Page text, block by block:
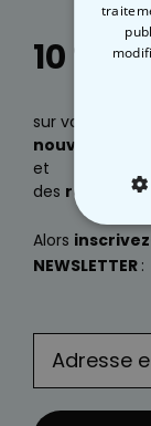
10 %
sur votre
nouveautés
et
des
Alors
NEWSLETTER :